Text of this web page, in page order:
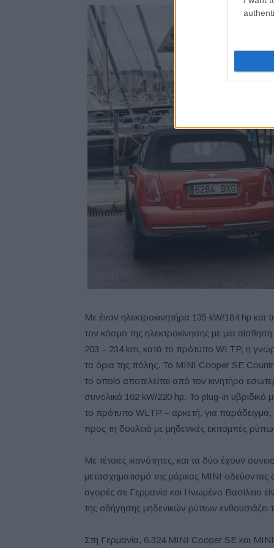
Με έναν ηλεκτροκινητήρα 135 kW/184 hp και
τον κόσμο της ηλεκτροκίνησης με μία
203 – 234 km, κατά το πρότυπο WLTP, η
τα όρια της πόλης. Το MINI Cooper SE
το οποίο αποτελείται από τον κινητήρα
συνολικά 162 kW/220 hp. Το plug-in υβριδικό
το πρότυπο WLTP – αρκετή, για παράδειγμα,
προς τη δουλειά με μηδενικές εκπομπές
Με τέτοιες ικανότητες, και τα δύο έχουν
μετασχηματισμό της μάρκας MINI οδεύοντας
αγορές σε Γερμανία και Ηνωμένο Βασίλειο
της οδήγησης μηδενικών ρύπων ενθουσιάζει
Στη Γερμανία, 6.324 MINI Cooper SE και